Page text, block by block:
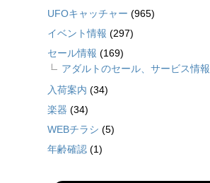
UFOキャッチャー (965)
イベント情報 (297)
セール情報 (169)
アダルトのセール、サービス情報
入荷案内 (34)
楽器 (34)
WEBチラシ (5)
年齢確認 (1)